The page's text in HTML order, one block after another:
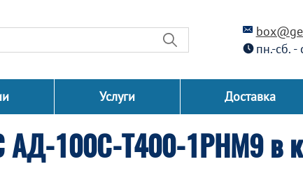
пн.-сб.
Услуги Доставка
АД-100С-Т400-1РНМ9 в